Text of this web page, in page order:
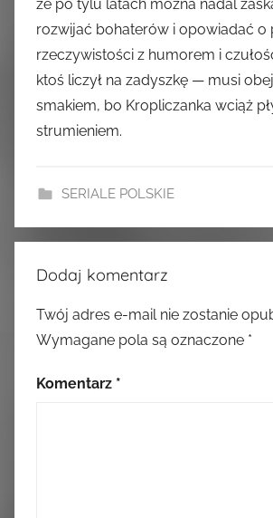
że po tylu latach można nadal
rozwijać bohaterów i opowiadać o
rzeczywistości z humorem i
ktoś liczył na zadyszkę — musi
smakiem, bo Kropliczanka wciąż
strumieniem.
SERIALE POLSKIE
Dodaj komentarz
Twój adres e-mail nie zostanie
Wymagane pola są oznaczone *
Komentarz *